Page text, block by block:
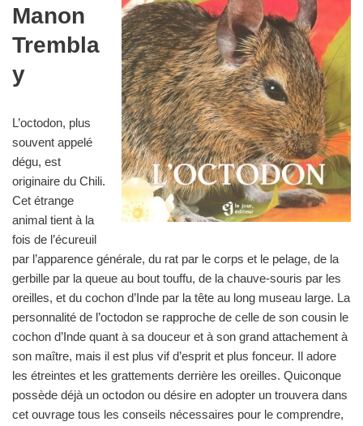
Manon
Trembla
y
L’octodon, plus
souvent appelé
dégu, est
originaire du Chili.
Cet étrange
animal tient à la
fois de l’écureuil
par l’apparence générale, du rat par le corps et le pelage, de la
gerbille par la queue au bout touffu, de la chauve-souris par les
oreilles, et du cochon d’Inde par la tête au long museau large. La
personnalité de l’octodon se rapproche de celle de son cousin le
cochon d’Inde quant à sa douceur et à son grand attachement à
son maître, mais il est plus vif d’esprit et plus fonceur. Il adore
les étreintes et les grattements derrière les oreilles. Quiconque
possède déjà un octodon ou désire en adopter un trouvera dans
cet ouvrage tous les conseils nécessaires pour le comprendre,